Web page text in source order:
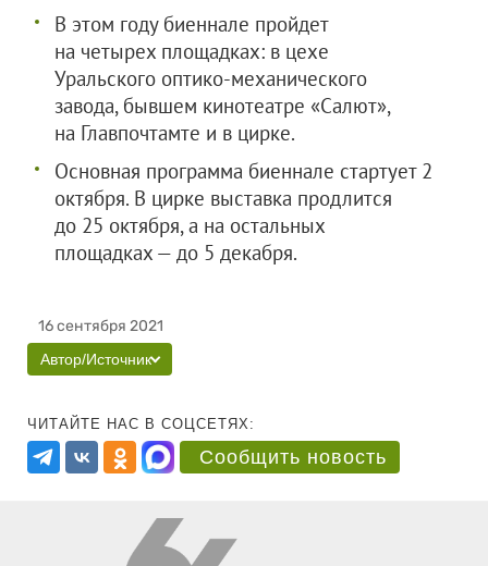
В этом году биеннале пройдет
на четырех площадках: в цехе
Уральского оптико-механического
завода, бывшем кинотеатре «Салют»,
на Главпочтамте и в цирке.
Основная программа биеннале стартует 2
октября. В цирке выставка продлится
до 25 октября, а на остальных
площадках — до 5 декабря.
16 сентября 2021
Автор/Источник
ЧИТАЙТЕ НАС В СОЦСЕТЯХ:
Сообщить новость